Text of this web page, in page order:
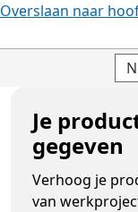
Overslaan naar
Je
gegeven
Verhoog je
van